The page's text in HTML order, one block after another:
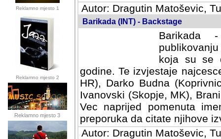
Reklamno mjesto 1
Reklamno mjesto 2
Reklamno mjesto 3
Autor: Dragutin Matoševic,
Barikada (INT) - Backstage
Barikada
koja su se
godine. Te izvjestaje
HR), Darko Budna
Ivanovski (Skopje, MK),
Vec naprijed pomenuta
preporuka da citate njihove
Autor: Dragutin Matoševic,